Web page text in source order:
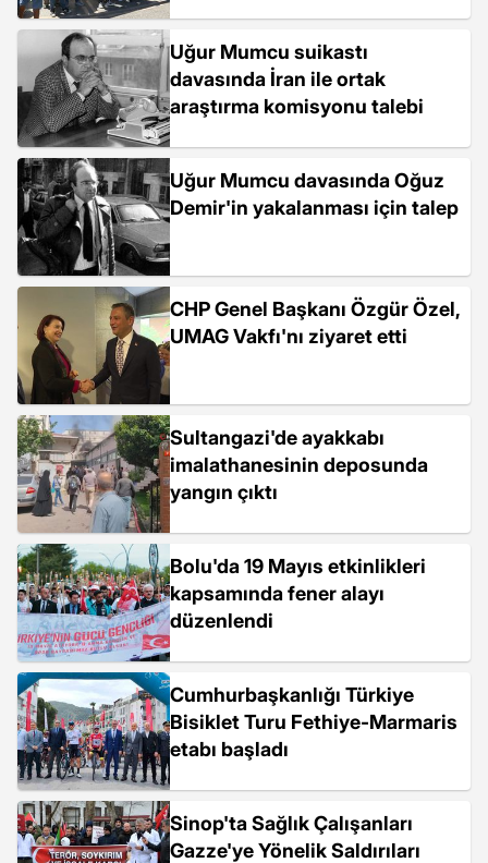
Uğur Mumcu suikastı
davasında İran ile ortak
araştırma komisyonu talebi
Uğur Mumcu davasında Oğuz
Demir'in yakalanması için talep
CHP Genel Başkanı Özgür Özel,
UMAG Vakfı'nı ziyaret etti
Sultangazi'de ayakkabı
imalathanesinin deposunda
yangın çıktı
Bolu'da 19 Mayıs etkinlikleri
kapsamında fener alayı
düzenlendi
Cumhurbaşkanlığı Türkiye
Bisiklet Turu Fethiye-Marmaris
etabı başladı
Sinop'ta Sağlık Çalışanları
Gazze'ye Yönelik Saldırıları